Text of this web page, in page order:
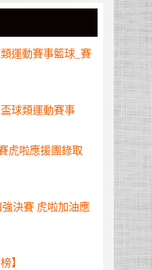
運動賽事籃球_賽
球類運動賽事
虎啦應援團錄取
決賽 虎啦加油應
】